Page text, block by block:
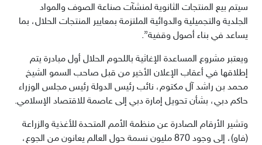
سيتم بيع المنتجات الثانوية لمنشآت صناعة الصوف والمواد
الجلدية والتجميلية والدوائية الملتزمة بمعايير المنتجات الحلال، بما
يساعد في بناء أصول وقفية”.
ويعتبر مشروع المساعدة الإغاثية باللحوم الحلال أول مبادرة يتم
إطلاقها في أعقاب الإعلان الأخير من قبل صاحب السمو الشيخ
محمد بن راشد آل مكتوم، نائب رئيس الدولة رئيس مجلس الوزراء
حاكم دبي، بشأن تحويل إمارة دبي إلى عاصمة للاقتصاد الإسلامي.
وتشير الأرقام الصادرة عن منظمة الأمم المتحدة للأغذية والزراعة
(فاو)، إلى وجود 870 مليون نسمة حول العالم يعانون من الجوع،